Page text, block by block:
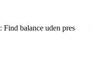
Find balance uden pres